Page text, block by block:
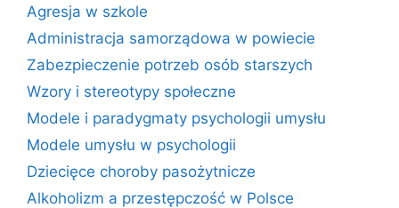
Agresja w szkole
Administracja samorządowa w powiecie
Zabezpieczenie potrzeb osób starszych
Wzory i stereotypy społeczne
Modele i paradygmaty psychologii umysłu
Modele umysłu w psychologii
Dziecięce choroby pasożytnicze
Alkoholizm a przestępczość w Polsce